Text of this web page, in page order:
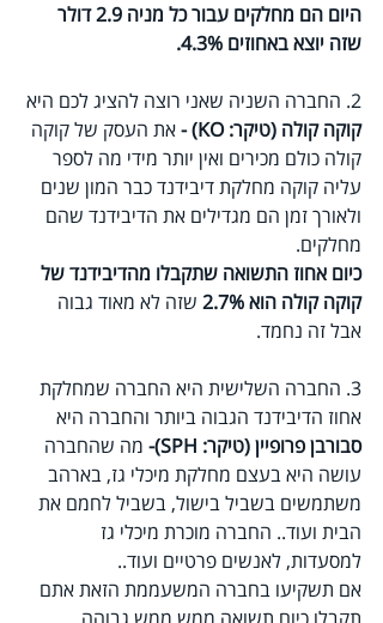
היום הם מחלקים עבור כל מניה 2.9 דולר
שזה יוצא באחוזים 4.3%.
2. החברה השניה שאני רוצה להציג לכם היא
קוקה קולה (טיקר: KO) -
את העסק של קוקה
קולה כולם מכירים ואין יותר מידי מה לספר
עליה קוקה מחלקת דיבידנד כבר המון שנים
ולאורך זמן הם מגדילים את הדיבידנד שהם
מחלקים.
כיום אחוז התשואה שתקבלו מהדיבידנד של
קוקה קולה הוא 2.7%
שזה לא מאוד גבוה
אבל זה נחמד.
3. החברה השלישית היא החברה שמחלקת
אחוז הדיבידנד הגבוה ביותר והחברה היא
סבורבן פרופיין (טיקר: SPH)-
מה שהחברה
עושה היא בעצם מחלקת מיכלי גז, בארהב
משתמשים בשביל בישול, בשביל לחמם את
הבית ועוד.. החברה מוכרת מיכלי גז
למסעדות, לאנשים פרטיים ועוד..
אם תשקיעו בחברה המשעממת הזאת אתם